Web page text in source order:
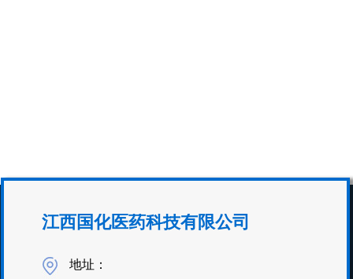
地址：
江西国化医药科技有限公司